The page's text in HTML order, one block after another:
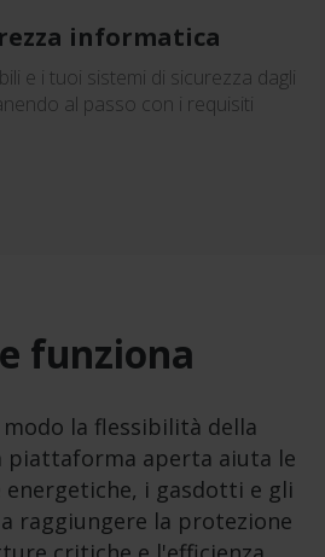
informatica
e i tuoi sistemi di sicurezza dagli
al passo con i requisiti
funziona
modo la flessibilità della
piattaforma aperta aiuta le
i gasdotti e gli
raggiungere la protezione